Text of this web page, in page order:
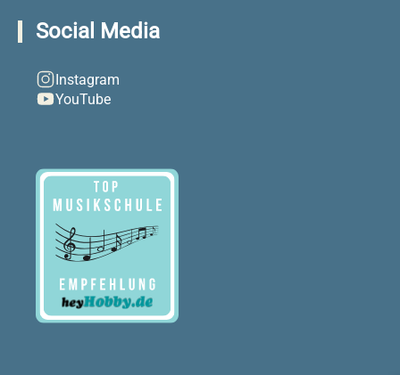
Social Media
Instagram
YouTube